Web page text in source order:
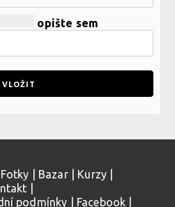
opište sem
Fotky Bazar| Kurzy
podmínky Facebook